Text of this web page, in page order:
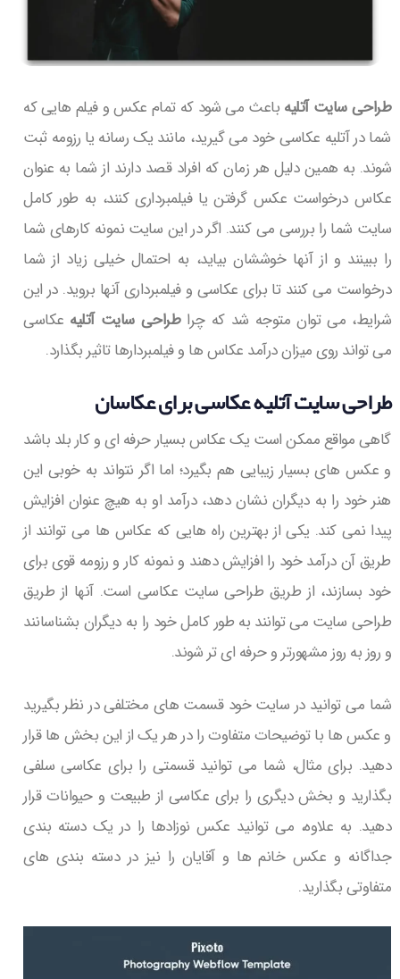
طراحی سایت آتلیه باعث می شود که تمام عکس و فیلم هایی که
شما در آتلیه عکاسی خود می گیرید، مانند یک رسانه یا رزومه ثبت
شوند. به همین دلیل هر زمان که افراد قصد دارند از شما به عنوان
عکاس درخواست عکس گرفتن یا فیلمبرداری کنند، به طور کامل
سایت شما را بررسی می کنند. اگر در این سایت نمونه کارهای شما
را ببینند و از آنها خوششان بیاید، به احتمال خیلی زیاد از شما
درخواست می کنند تا برای عکاسی و فیلمبرداری آنها بروید. در این
شرایط، می توان متوجه شد که چراطراحی سایت آتلیه عکاسی
می تواند روی میزان درآمد عکاس ها و فیلمبردارها تاثیر بگذارد.
طراحی سایت آتلیه عکاسی برای عکاسان
گاهی مواقع ممکن است یک عکاس بسیار حرفه ای و کار بلد باشد
و عکس های بسیار زیبایی هم بگیرد؛ اما اگر نتواند به خوبی این
هنر خود را به دیگران نشان دهد، درآمد او به هیچ عنوان افزایش
پیدا نمی کند. یکی از بهترین راه هایی که عکاس ها می توانند از
طریق آن درآمد خود را افزایش دهند و نمونه کار و رزومه قوی برای
خود بسازند، از طریق طراحی سایت عکاسی است. آنها از طریق
طراحی سایت می توانند به طور کامل خود را به دیگران بشناسانند
و روز به روز مشهورتر و حرفه ای تر شوند.
شما می توانید در سایت خود قسمت های مختلفی در نظر بگیرید
و عکس ها با توضیحات متفاوت را در هر یک از این بخش ها قرار
دهید. برای مثال، شما می توانید قسمتی را برای عکاسی سلفی
بگذارید و بخش دیگری را برای عکاسی از طبیعت و حیوانات قرار
دهید. به علاوه، می توانید عکس نوزادها را در یک دسته بندی
جداگانه و عکس خانم ها و آقایان را نیز در دسته بندی های
متفاوتی بگذارید.